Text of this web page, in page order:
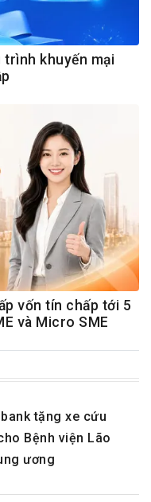
khuyến mại
vốn tín chấp tới 5
và Micro SME
tặng xe cứu
Bệnh viện Lão
ương